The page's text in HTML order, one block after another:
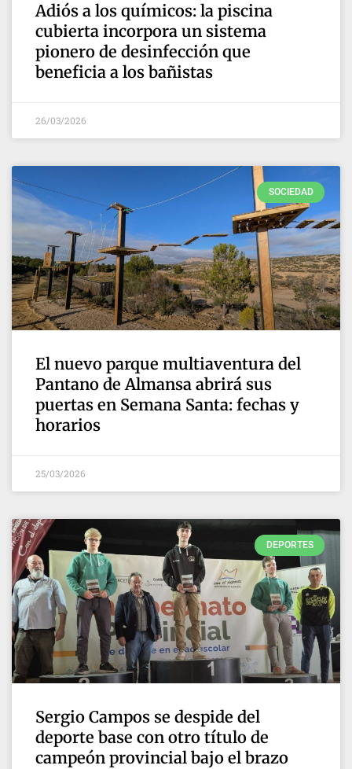
Adiós a los químicos: la piscina
cubierta incorpora un sistema
pionero de desinfección que
beneficia a los bañistas
26/03/2026
SOCIEDAD
El nuevo parque multiaventura del
Pantano de Almansa abrirá sus
puertas en Semana Santa: fechas y
horarios
25/03/2026
DEPORTES
Sergio Campos se despide del
deporte base con otro título de
campeón provincial bajo el brazo